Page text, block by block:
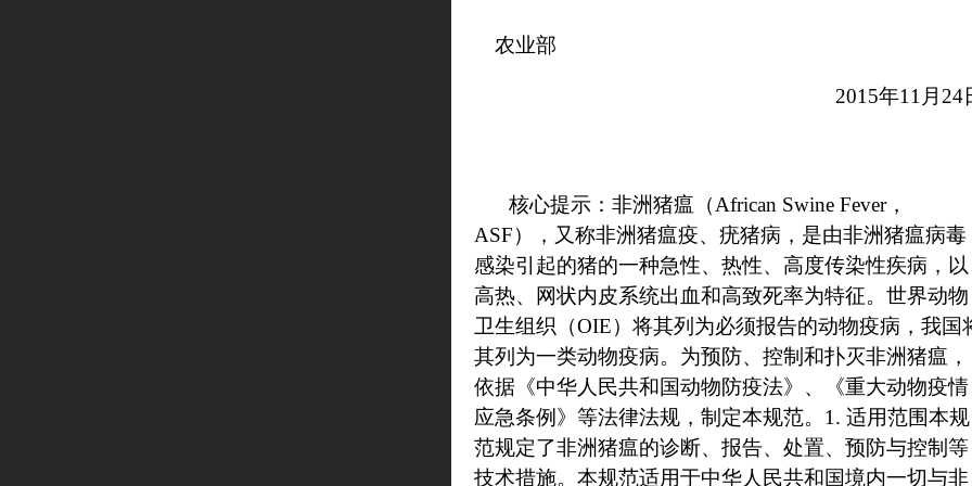
农业部
2015年11月24
核心提示：非洲猪瘟（African Swine Fever，
ASF），又称非洲猪瘟疫、疣猪病，是由非洲猪瘟病毒
感染引起的猪的一种急性、热性、高度传染性疾病，以
高热、网状内皮系统出血和高致死率为特征。世界动物
卫生组织（OIE）将其列为必须报告的动物疫病，我国
其列为一类动物疫病。为预防、控制和扑灭非洲猪瘟，
依据《中华人民共和国动物防疫法》、《重大动物疫情
应急条例》等法律法规，制定本规范。 1. 适用范围本规
范规定了非洲猪瘟的诊断、报告、处置、预防与控制等
技术措施。本规范适用于中华人民共和国境内一切与非